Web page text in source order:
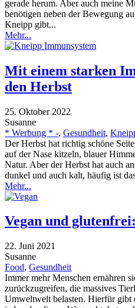
gerade herum. Aber auch meine
benötigen neben der Bewegung
Kneipp gibt...
Mehr...
Mit einem starken
den Herbst
25. Oktober 2022
Susanne
* Werbung * -, Gesundheit,
Der Herbst hat richtig schöne
auf der Nase kitzeln, blauer
Natur. Aber der Herbst hat auch
dunkel und auch kalt, häufig ist
Mehr...
Vegan und
22. Juni 2021
Susanne
Food, Gesundheit
Immer mehr Menschen ernähren
zurückzugreifen, die massives
Umweltwelt belasten. Hierfür gibt